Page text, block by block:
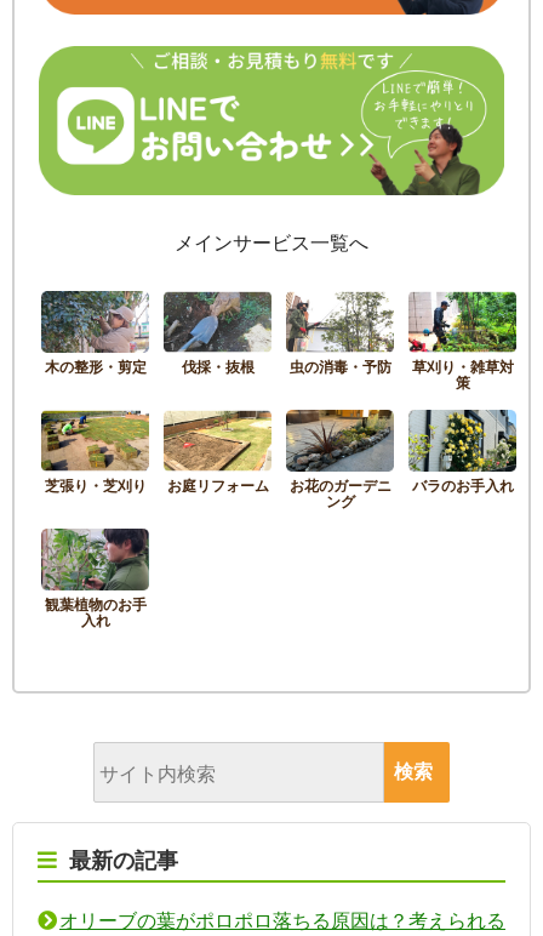
メインサービス一覧へ
木の整形・剪定 伐採・抜根 虫の消毒・予防 草刈り・雑草対
策
芝張り・芝刈り お庭リフォーム お花のガーデニ
ング
バラのお手入れ
観葉植物のお手
入れ
最新の記事
オリーブの葉がポロポロ落ちる原因は？考えられる